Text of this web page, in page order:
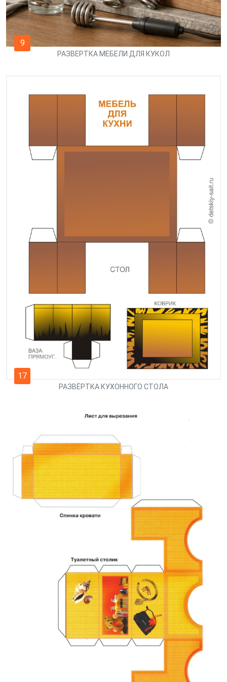
9
РАЗВЕРТКА МЕБЕЛИ ДЛЯ КУКОЛ
17
РАЗВЁРТКА КУХОННОГО СТОЛА